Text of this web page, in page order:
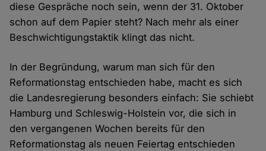
diese Gespräche noch sein, wenn der 31. Oktober
schon auf dem Papier steht? Nach mehr als einer
Beschwichtigungstaktik klingt das nicht.
In der Begründung, warum man sich für den
Reformationstag entschieden habe, macht es sich
die Landesregierung besonders einfach: Sie schiebt
Hamburg und Schleswig-Holstein vor, die sich in
den vergangenen Wochen bereits für den
Reformationstag als neuen Feiertag entschieden